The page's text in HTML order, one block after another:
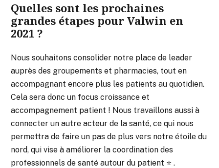
Quelles sont les prochaines
grandes étapes pour Valwin en
2021 ?
Nous souhaitons consolider notre place de leader
auprès des groupements et pharmacies, tout en
accompagnant encore plus les patients au quotidien.
Cela sera donc un focus croissance et
accompagnement patient ! Nous travaillons aussi à
connecter un autre acteur de la santé, ce qui nous
permettra de faire un pas de plus vers notre étoile du
nord, qui vise à améliorer la coordination des
professionnels de santé autour du patient ⭐ .